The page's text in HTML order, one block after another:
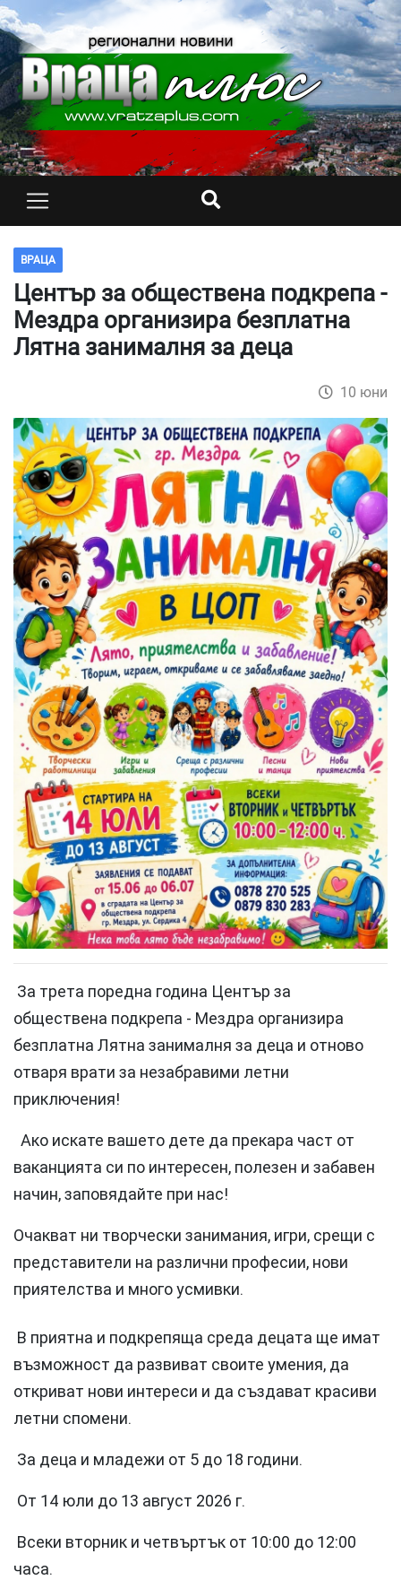
ВРАЦА
Център за обществена подкрепа -
Мездра организира безплатна
Лятна занималня за деца
10 юни
За трета поредна година Център за
обществена подкрепа - Мездра организира
безплатна Лятна занималня за деца и отново
отваря врати за незабравими летни
приключения!
Ако искате вашето дете да прекара част от
ваканцията си по интересен, полезен и забавен
начин, заповядайте при нас!
Очакват ни творчески занимания, игри, срещи с
представители на различни професии, нови
приятелства и много усмивки.
В приятна и подкрепяща среда децата ще имат
възможност да развиват своите умения, да
откриват нови интереси и да създават красиви
летни спомени.
За деца и младежи от 5 до 18 години.
От 14 юли до 13 август 2026 г.
Всеки вторник и четвъртък от 10:00 до 12:00
часа.